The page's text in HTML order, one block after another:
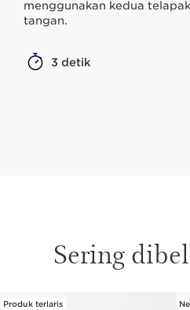
menggunakan kedua telapak
tangan.
3 detik
Sering
Produk terlaris